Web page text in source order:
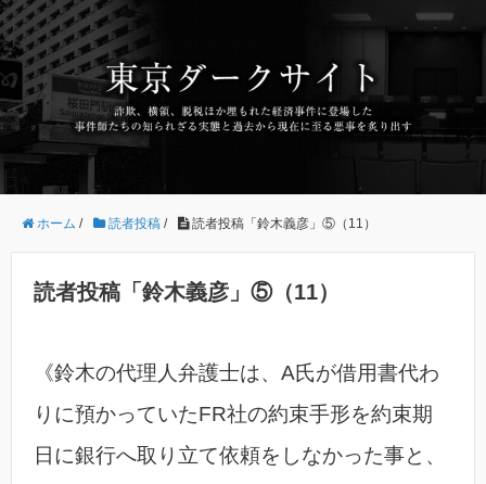
ホーム / 読者投稿 / 読者投稿「鈴木義彦」⑤（11）
読者投稿「鈴木義彦」⑤（11）
《鈴木の代理人弁護士は、A氏が借用書代わ
りに預かっていたFR社の約束手形を約束期
日に銀行へ取り立て依頼をしなかった事と、